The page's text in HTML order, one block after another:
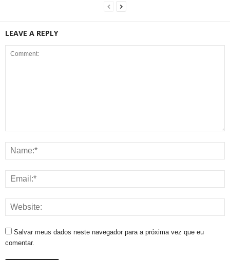
LEAVE A REPLY
Salvar meus dados neste navegador para a próxima vez que eu
comentar.